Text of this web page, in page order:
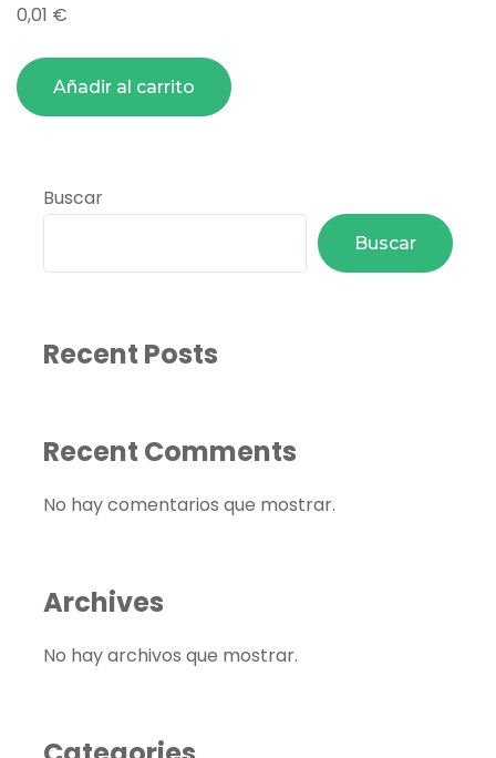
0,01 €
Añadir al carrito
Buscar
Buscar
Recent Posts
Recent Comments
No hay comentarios que mostrar.
Archives
No hay archivos que mostrar.